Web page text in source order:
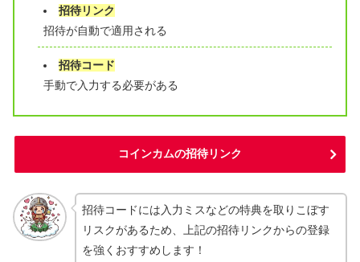
招待リンク
招待が自動で適用される
招待コード
手動で入力する必要がある
コインカムの招待リンク
招待コードには入力ミスなどの特典を取りこぼす
リスクがあるため、上記の招待リンクからの登録
を強くおすすめします！